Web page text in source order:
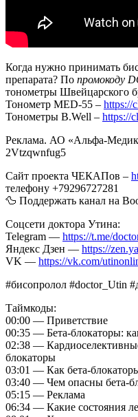
Когда нужно принимать
препарата? По промокоду
тонометры Швейцарского
Тонометр МЕD-55 – https://
Тонометры B.Well – https://
Реклама. АО «Альфа-
2Vtzqwnfug5
Сайт проекта ЧЕКАПов –
телефону +79296727281
🦆 Поддержать канал на
Соцсети доктора Утина:
Telegram — https://t.me/
Яндекс Дзен — https://
VK — https://vk.com/
#бисопролол #doctor_Utin
Таймкоды:
00:00 — Приветствие
00:35 — Бета-блокаторы:
02:38 —
блокаторы
03:01 — Как бета-
03:40 — Чем опасны бета-
05:15 — Реклама
06:34 — Какие состояния